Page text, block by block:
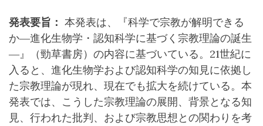
発表要旨： 本発表は、『科学で宗教が解明できる
か―進化生物学・認知科学に基づく宗教理論の誕生
―』（勁草書房）の内容に基づいている。21世紀に
入ると、進化生物学および認知科学の知見に依拠し
た宗教理論が現れ、現在でも拡大を続けている。本
発表では、こうした宗教理論の展開、背景となる知
見、行われた批判、および宗教思想との関わりを考